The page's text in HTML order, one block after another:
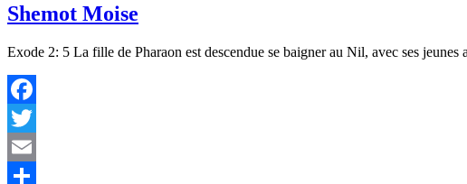
Shemot Moise
Exode 2: 5 La fille de Pharaon est descendue se baigner au Nil, avec ses jeunes
Facebook
Twitter
Email